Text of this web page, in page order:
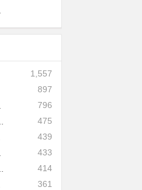
1,557
897
796
475
439
433
414
361